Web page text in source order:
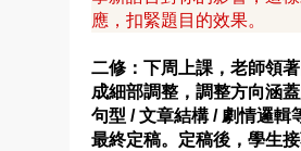
應，扣緊題目的效果。
二修：下周上課，老師領
成細部調整，調整方向涵
句型 / 文章結構 / 劇情邏輯
最終定稿。定稿後，學生